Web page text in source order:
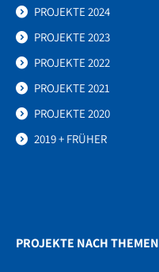
PROJEKTE 2024
PROJEKTE 2023
PROJEKTE 2022
PROJEKTE 2021
PROJEKTE 2020
2019 + FRÜHER
PROJEKTE NACH THEMEN